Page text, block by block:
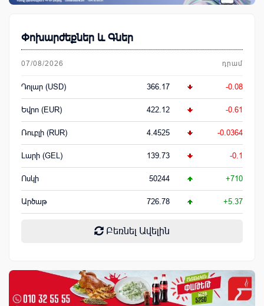
Փոխարժեքներ և Գներ
07/08/2026 դրամ
Դոլար (USD) 366.17 -0.08
Եվրո (EUR) 422.12 -0.61
Ռուբլի (RUR) 4.4525 -0.0364
Լարի (GEL) 139.73 -0.1
Ոսկի 50244 +710
Արծաթ 726.78 +5.37
Բեռնել Ավելին